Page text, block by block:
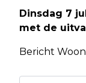
Dinsdag 7
met de
Bericht